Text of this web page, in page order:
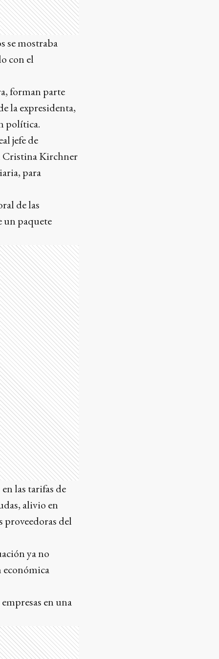
se mostraba
con el
forman parte
la expresidenta,
política.
jefe de
Cristina Kirchner
para
de las
un paquete
las tarifas de
alivio en
proveedoras del
ya no
económica
en una